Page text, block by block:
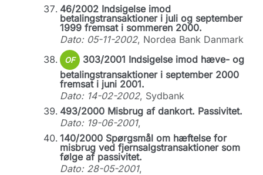
46/2002 Indsigelse imod
betalingstransaktioner i juli og september
1999 fremsat i sommeren 2000.
Dato: 05-11-2002, Nordea Bank Danmark
OF
303/2001 Indsigelse imod hæve- og
betalingstransaktioner i september 2000
fremsat i juni 2001.
Dato: 14-02-2002, Sydbank
493/2000 Misbrug af dankort. Passivitet.
Dato: 19-06-2001,
140/2000 Spørgsmål om hæftelse for
misbrug ved fjernsalgstransaktioner som
følge af passivitet.
Dato: 28-05-2001,